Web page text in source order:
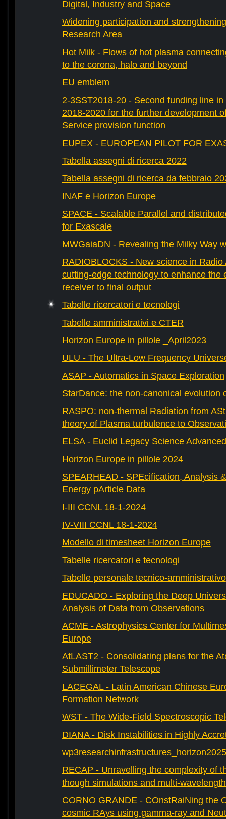
Digital, Industry and Space
Widening participation and
Research Area
Hot Milk - Flows of hot plasma
to the corona, halo and beyond
EU emblem
2-3SST2018-20 - Second funding line
2018-2020 for the further development
Service provision function
EUPEX - EUROPEAN PILOT FOR
Tabella assegni di ricerca 2022
Tabella assegni di ricerca da febbraio
INAF e Horizon Europe
SPACE - Scalable Parallel and
for Exascale
MWGaiaDN - Revealing the Milky Way
RADIOBLOCKS - New science in
cutting-edge technology to enhance the
receiver to final output
Tabelle ricercatori e tecnologi
Tabelle amministrativi e CTER
Horizon Europe in pillole _April2023
ULU - The Ultra-Low Frequency
ASAP - Automatics in Space Exploration
StarDance: the non-canonical evolution
RASPO: non-thermal Radiation from
theory of Plasma turbulence to
ELSA - Euclid Legacy Science
Horizon Europe in pillole 2024
SPEARHEAD - SPEcification, Analysis
Energy pArticle Data
I-III CCNL 18-1-2024
IV-VIII CCNL 18-1-2024
Modello di timesheet Horizon Europe
Tabelle ricercatori e tecnologi
Tabelle personale tecnico-amministrativo
EDUCADO - Exploring the Deep
Analysis of Data from Observations
ACME - Astrophysics Center for
Europe
AtLAST2 - Consolidating plans for the
Submillimeter Telescope
LACEGAL - Latin American Chinese
Formation Network
WST - The Wide-Field Spectroscopic
DIANA - Disk Instabilities in Highly
RECAP - Unravelling the complexity of
though simulations and multi-
CORNO GRANDE - COnstRaiNing the
cosmic RAys using gamma-ray and